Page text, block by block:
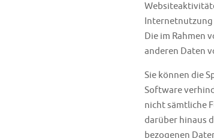
Internetnutzung
Die im Rahmen
anderen Daten
Sie können die
Software
nicht sämtliche
darüber hinaus
bezogenen